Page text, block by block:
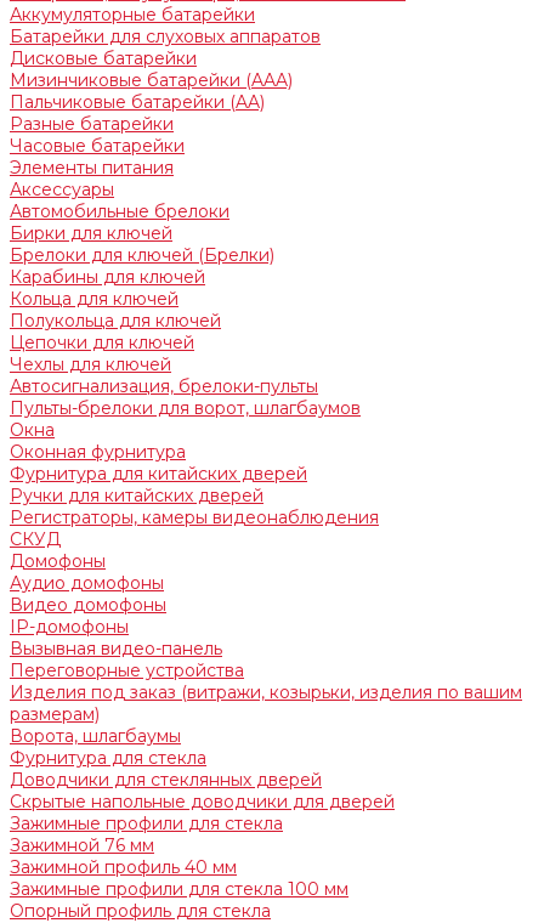
Аккумуляторные батарейки
Батарейки для слуховых аппаратов
Дисковые батарейки
Мизинчиковые батарейки (AAA)
Пальчиковые батарейки (AA)
Разные батарейки
Часовые батарейки
Элементы питания
Аксессуары
Автомобильные брелоки
Бирки для ключей
Брелоки для ключей (Брелки)
Карабины для ключей
Кольца для ключей
Полукольца для ключей
Цепочки для ключей
Чехлы для ключей
Автосигнализация, брелоки-пульты
Пульты-брелоки для ворот, шлагбаумов
Окна
Оконная фурнитура
Фурнитура для китайских дверей
Ручки для китайских дверей
Регистраторы, камеры видеонаблюдения
СКУД
Домофоны
Аудио домофоны
Видео домофоны
IP-домофоны
Вызывная видео-панель
Переговорные устройства
Изделия под заказ (витражи, козырьки, изделия по вашим
размерам)
Ворота, шлагбаумы
Фурнитура для стекла
Доводчики для стеклянных дверей
Скрытые напольные доводчики для дверей
Зажимные профили для стекла
Зажимной 76 мм
Зажимной профиль 40 мм
Зажимные профили для стекла 100 мм
Опорный профиль для стекла